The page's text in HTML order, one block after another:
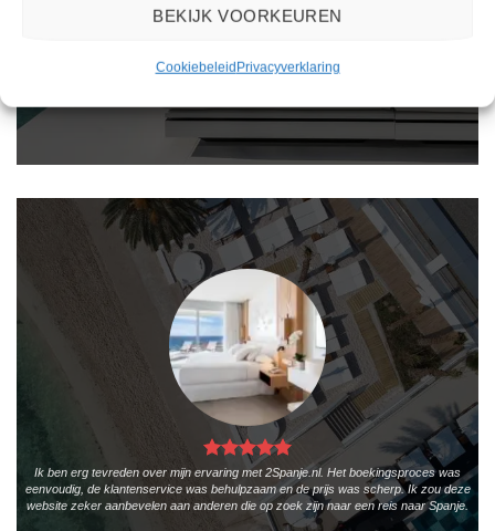
BEKIJK VOORKEUREN
CookiebeleidPrivacyverklaring
Het boeken van een reis via 2Spanje.nl was eenvoudig en duidelijk. De website is
informatie, zoals de prijs, sterren en de locatie.
Ik ben erg tevreden over mijn ervaring met 2Spanje.nl. Het boekingsproces was
eenvoudig, de klantenservice was behulpzaam en de prijs was scherp. Ik zou deze
website zeker aanbevelen aan anderen die op zoek zijn naar een reis naar Spanje.